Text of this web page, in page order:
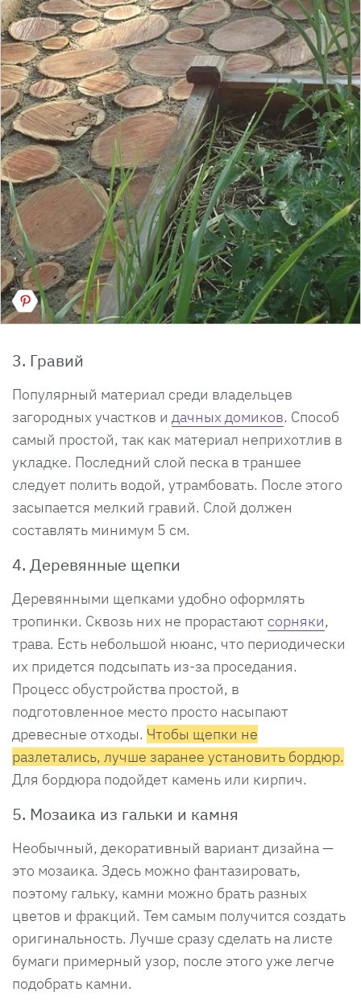
3. Гравий
Популярный материал среди владельцев
загородных участков и дачных домиков. Способ
самый простой, так как материал неприхотлив в
укладке. Последний слой песка в траншее
следует полить водой, утрамбовать. После этого
засыпается мелкий гравий. Слой должен
составлять минимум 5 см.
4. Деревянные щепки
Деревянными щепками удобно оформлять
тропинки. Сквозь них не прорастают сорняки,
трава. Есть небольшой нюанс, что периодически
их придется подсыпать из-за проседания.
Процесс обустройства простой, в
подготовленное место просто насыпают
древесные отходы. Чтобы щепки не
разлетались, лучше заранее установить бордюр.
Для бордюра подойдет камень или кирпич.
5. Мозаика из гальки и камня
Необычный, декоративный вариант дизайна —
это мозаика. Здесь можно фантазировать,
поэтому гальку, камни можно брать разных
цветов и фракций. Тем самым получится создать
оригинальность. Лучше сразу сделать на листе
бумаги примерный узор, после этого уже легче
подобрать камни.